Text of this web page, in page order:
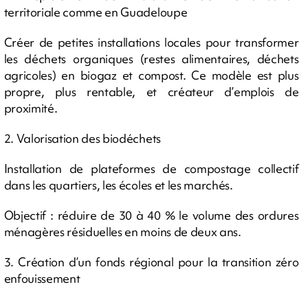
territoriale comme en Guadeloupe
Créer de petites installations locales pour transformer
les déchets organiques (restes alimentaires, déchets
agricoles) en biogaz et compost. Ce modèle est plus
propre, plus rentable, et créateur d’emplois de
proximité.
2. Valorisation des biodéchets
Installation de plateformes de compostage collectif
dans les quartiers, les écoles et les marchés.
Objectif : réduire de 30 à 40 % le volume des ordures
ménagères résiduelles en moins de deux ans.
3. Création d’un fonds régional pour la transition zéro
enfouissement